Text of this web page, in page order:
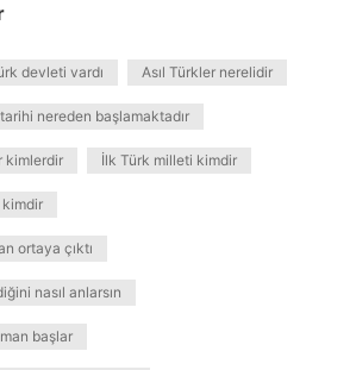
devleti vardı Asıl Türkler nerelidir
nereden başlamaktadır
kimlerdir İlk Türk milleti kimdir
kimdir
ortaya çıktı
nasıl anlarsın
başlar